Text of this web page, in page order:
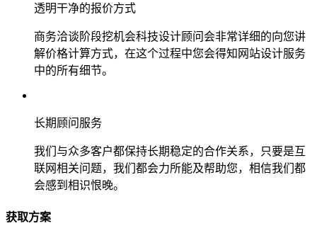
透明干净的报价方式
商务洽谈阶段挖机会科技设计顾问会非常详细的向您讲
解价格计算方式，在这个过程中您会得知网站设计服务
中的所有细节。
长期顾问服务
我们与众多客户都保持长期稳定的合作关系，只要是互
联网相关问题，我们都会力所能及帮助您，相信我们都
会感到相识恨晚。
获取方案